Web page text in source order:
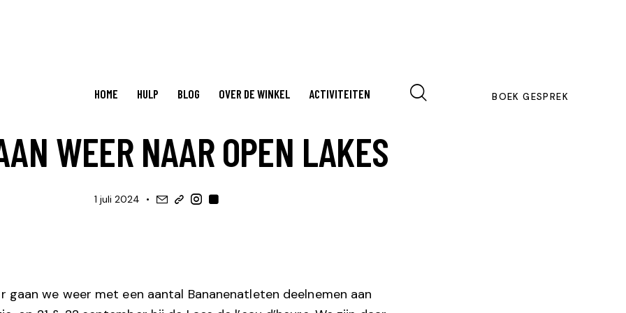
HOME HULP BLOG OVER DE WINKEL ACTIVITEITEN BOEK GESPREK
WEER NAAR OPEN LAKES
1 juli 2024
gaan we weer met een aantal Bananenatleten deelnemen aan